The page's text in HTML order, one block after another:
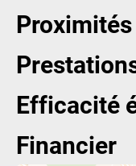
Proximités
Efficacité
Financier